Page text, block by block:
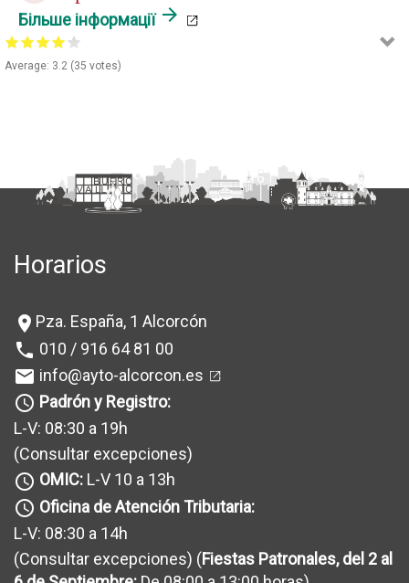
Більше інформації arrow_forward
Average: 3.2 (35 votes)
Horarios
location_on Pza. España, 1 Alcorcón
phone 010 / 916 64 81 00
mail info@ayto-alcorcon.es
query_builder Padrón y Registro:
L-V: 08:30 a 19h
(Consultar excepciones)
query_builder OMIC: L-V 10 a 13h
query_builder Oficina de Atención Tributaria:
L-V: 08:30 a 14h
(Consultar excepciones) (Fiestas Patronales, del 2 al